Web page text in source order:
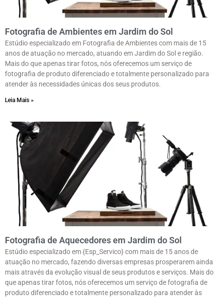
Fotografia de Ambientes em Jardim do Sol
Estúdio especializado em Fotografia de Ambientes com mais de 15
anos de atuação no mercado, atuando em Jardim do Sol e região.
Mais do que apenas tirar fotos, nós oferecemos um serviço de
fotografia de produto diferenciado e totalmente personalizado para
atender às necessidades únicas dos seus produtos.
Leia Mais »
Fotografia de Aquecedores em Jardim do Sol
Estúdio especializado em {Esp_Servico} com mais de 15 anos de
atuação no mercado, fazendo diversas empresas prosperarem ainda
mais através da evolução visual de seus produtos e serviços. Mais do
que apenas tirar fotos, nós oferecemos um serviço de fotografia de
produto diferenciado e totalmente personalizado para atender às